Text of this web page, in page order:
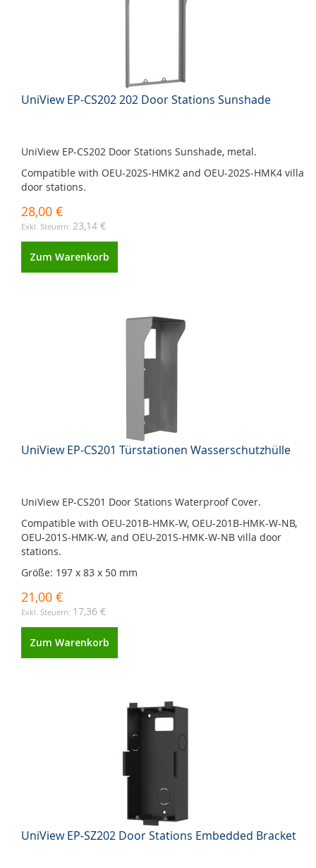
UniView EP-CS202 202 Door Stations Sunshade
UniView EP-CS202 Door Stations Sunshade, metal.
Compatible with OEU-202S-HMK2 and OEU-202S-HMK4 villa
door stations.
28,00 €
23,14 €
Zum Warenkorb
UniView EP-CS201 Türstationen Wasserschutzhülle
UniView EP-CS201 Door Stations Waterproof Cover.
Compatible with OEU-201B-HMK-W, OEU-201B-HMK-W-NB,
OEU-201S-HMK-W, and OEU-201S-HMK-W-NB villa door
stations.
Größe: 197 x 83 x 50 mm
21,00 €
17,36 €
Zum Warenkorb
UniView EP-SZ202 Door Stations Embedded Bracket